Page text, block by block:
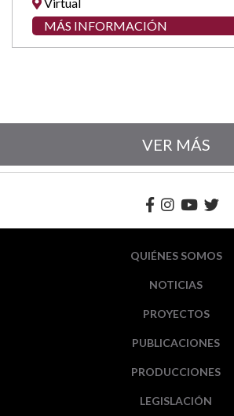
MÁS INFORMACIÓN
VER MÁS
QUIÉNES SOMOS
NOTICIAS
PROYECTOS
PUBLICACIONES
PRODUCCIONES
LEGISLACIÓN